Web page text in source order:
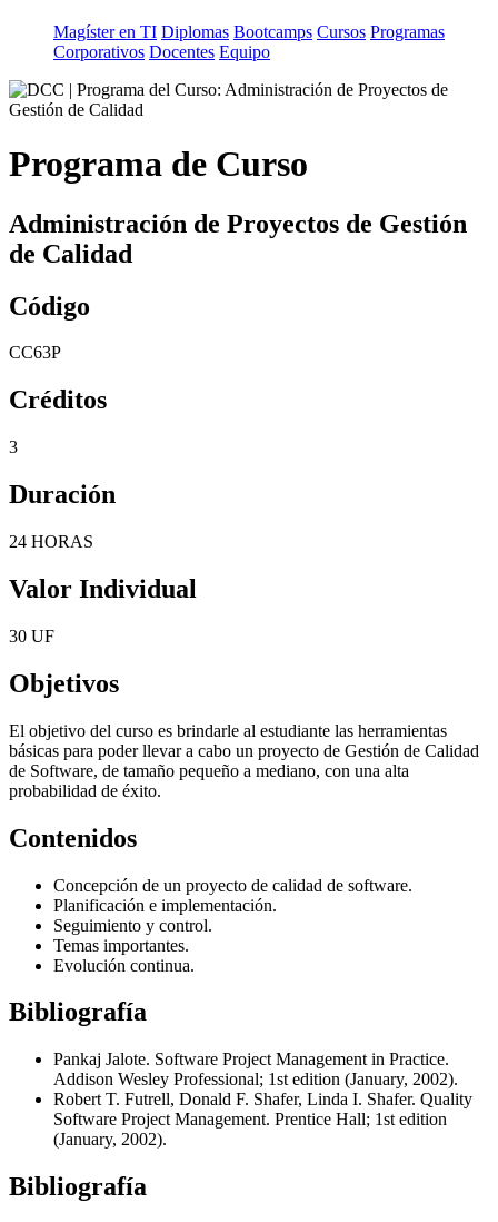
Magíster en TI Diplomas Bootcamps Cursos Programas
Corporativos Docentes Equipo
Programa de Curso
Administración de Proyectos de Gestión
de Calidad
Código
CC63P
Créditos
3
Duración
24 HORAS
Valor Individual
30 UF
Objetivos
El objetivo del curso es brindarle al estudiante las herramientas
básicas para poder llevar a cabo un proyecto de Gestión de Calidad
de Software, de tamaño pequeño a mediano, con una alta
probabilidad de éxito.
Contenidos
Concepción de un proyecto de calidad de software.
Planificación e implementación.
Seguimiento y control.
Temas importantes.
Evolución continua.
Bibliografía
Pankaj Jalote. Software Project Management in Practice.
Addison Wesley Professional; 1st edition (January, 2002).
Robert T. Futrell, Donald F. Shafer, Linda I. Shafer. Quality
Software Project Management. Prentice Hall; 1st edition
(January, 2002).
Bibliografía